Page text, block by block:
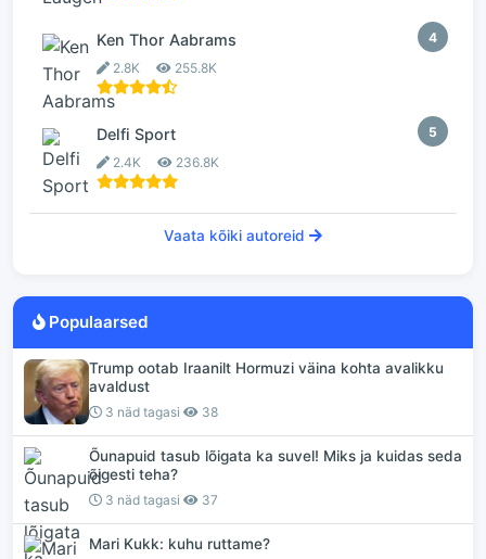
4
Ken Thor Aabrams
2.8K 255.8K
5
Delfi Sport
2.4K 236.8K
Vaata kõiki autoreid
Populaarsed
Trump ootab Iraanilt Hormuzi väina kohta avalikku
avaldust
3 näd tagasi 38
Õunapuid tasub lõigata ka suvel! Miks ja kuidas seda
õigesti teha?
3 näd tagasi 37
Mari Kukk: kuhu ruttame?